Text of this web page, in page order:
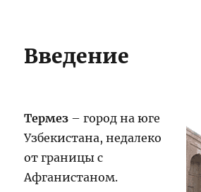
Введение
Термез – город на юге
Узбекистана, недалеко
от границы с
Афганистаном.